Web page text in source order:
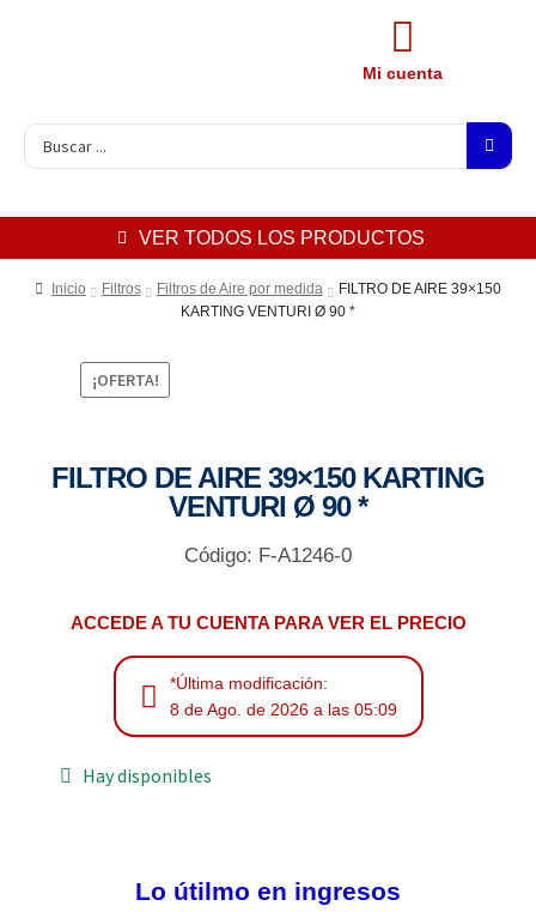
Mi cuenta
VER TODOS LOS PRODUCTOS
Inicio Filtros Filtros de Aire por medida
FILTRO DE AIRE 39×150
KARTING VENTURI Ø 90 *
¡OFERTA!
FILTRO DE AIRE 39×150 KARTING
VENTURI Ø 90 *
Código: F-A1246-0
ACCEDE A TU CUENTA PARA VER EL PRECIO
*Última modificación:
8 de Ago. de 2026 a las 05:09
Hay disponibles
Lo útilmo en ingresos